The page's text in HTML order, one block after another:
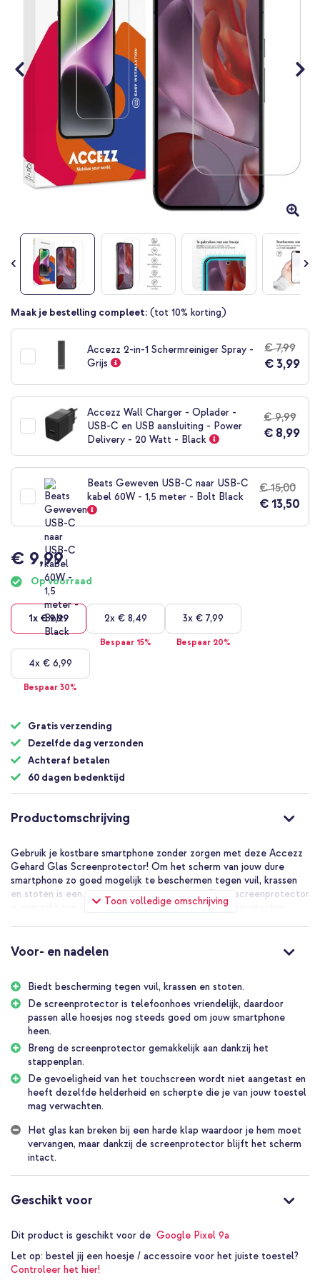
Ga
begin
van
de
Maak je bestelling compleet: (tot 10% korting)
Accezz 2-in-1 Schermreiniger Spray -
Grijs
€ 7,99
€ 3,99
Accezz Wall Charger - Oplader -
USB-C en USB aansluiting - Power
Delivery - 20 Watt - Black
€ 9,99
€ 8,99
Beats Geweven USB-C naar USB-C
kabel 60W - 1,5 meter - Bolt Black
€ 15,00
€ 13,50
€ 9,99
Op voorraad
1x € 9,99 2x € 8,49
Bespaar 15%
3x € 7,99
Bespaar 20%
4x € 6,99
Bespaar 30%
Gratis verzending
Dezelfde dag verzonden
Achteraf betalen
60 dagen bedenktijd
Productomschrijving
Toon volledige omschrijving
Gebruik je kostbare smartphone zonder zorgen met deze Accezz
Gehard Glas Screenprotector! Om het scherm van jouw dure
smartphone zo goed mogelijk te beschermen tegen vuil, krassen
en stoten is een screenprotector een must. Deze screenprotector
is gemaakt van sterk, gehard glas. Ook is de screenprotector
dezelfde helderheid en scherpte die je van het originele
vermindert. Kortom, dit is een screenprotector die van alle
gemakken voorzien is!
Optimale bescherming van jouw smartphone
De Accezz Gehard Glas Full Cover Screenprotector zorgt ervoor
dat het scherm van jouw smartphone niet beschadigd. Het
beschermglas is gemaakt van sterk gehard glas waardoor de
oppervlakte hetzelfde aanvoelt als de smartphone zelf. De
gevoeligheid van het touchscreen wordt niet aangetast en heeft
dezelfde helderheid en scherpte als het scherm van je toestel.
Telefoonhoes vriendelijk
De screenprotector is telefoonhoes vriendelijk. Dit houdt in dat
screenprotector in gebruik hebt. Zo kan je jouw smartphone
optimaal beschermen én er fashionable uit laten zien met een
hoesje.
De screenprotector is van alle gemakken voorzien
beeldscherm in topconditie. Ook beschikt de screenprotector
over een speciale coating die vingerafdrukken en vlekken
Voor- en nadelen
Biedt bescherming tegen vuil, krassen en stoten.
De screenprotector is telefoonhoes vriendelijk, daardoor
passen alle hoesjes nog steeds goed om jouw smartphone
heen.
Breng de screenprotector gemakkelijk aan dankzij het
stappenplan.
De gevoeligheid van het touchscreen wordt niet aangetast en
heeft dezelfde helderheid en scherpte die je van jouw toestel
mag verwachten.
Het glas kan breken bij een harde klap waardoor je hem moet
vervangen, maar dankzij de screenprotector blijft het scherm
intact.
Geschikt voor
Dit product is geschikt voor de Google Pixel 9a
Let op: bestel jij een hoesje / accessoire voor het juiste toestel?
Controleer het hier!